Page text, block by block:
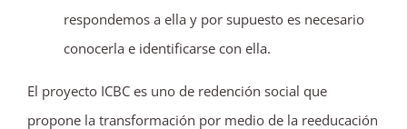
respondemos a ella y por supuesto es necesario
conocerla e identificarse con ella.
El proyecto ICBC es uno de redención social que
propone la transformación por medio de la reeducación